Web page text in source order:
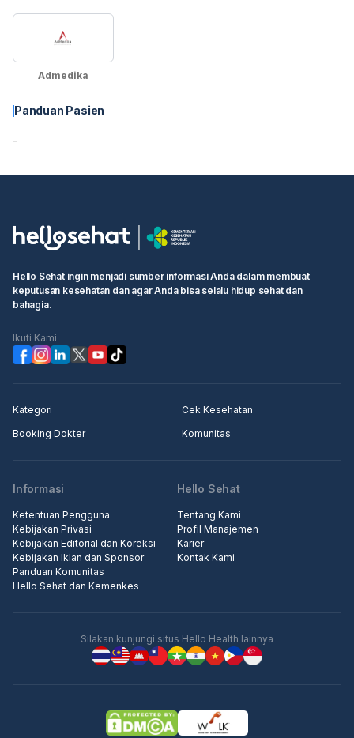
Admedika
Panduan Pasien
-
Hello Sehat ingin menjadi sumber informasi Anda dalam membuat
keputusan kesehatan dan agar Anda bisa selalu hidup sehat dan
bahagia.
Ikuti Kami
Kategori
Cek Kesehatan
Booking Dokter
Komunitas
Informasi
Ketentuan Pengguna
Kebijakan Privasi
Kebijakan Editorial dan Koreksi
Kebijakan Iklan dan Sponsor
Panduan Komunitas
Hello Sehat dan Kemenkes
Hello Sehat
Tentang Kami
Profil Manajemen
Karier
Kontak Kami
Silakan kunjungi situs Hello Health lainnya